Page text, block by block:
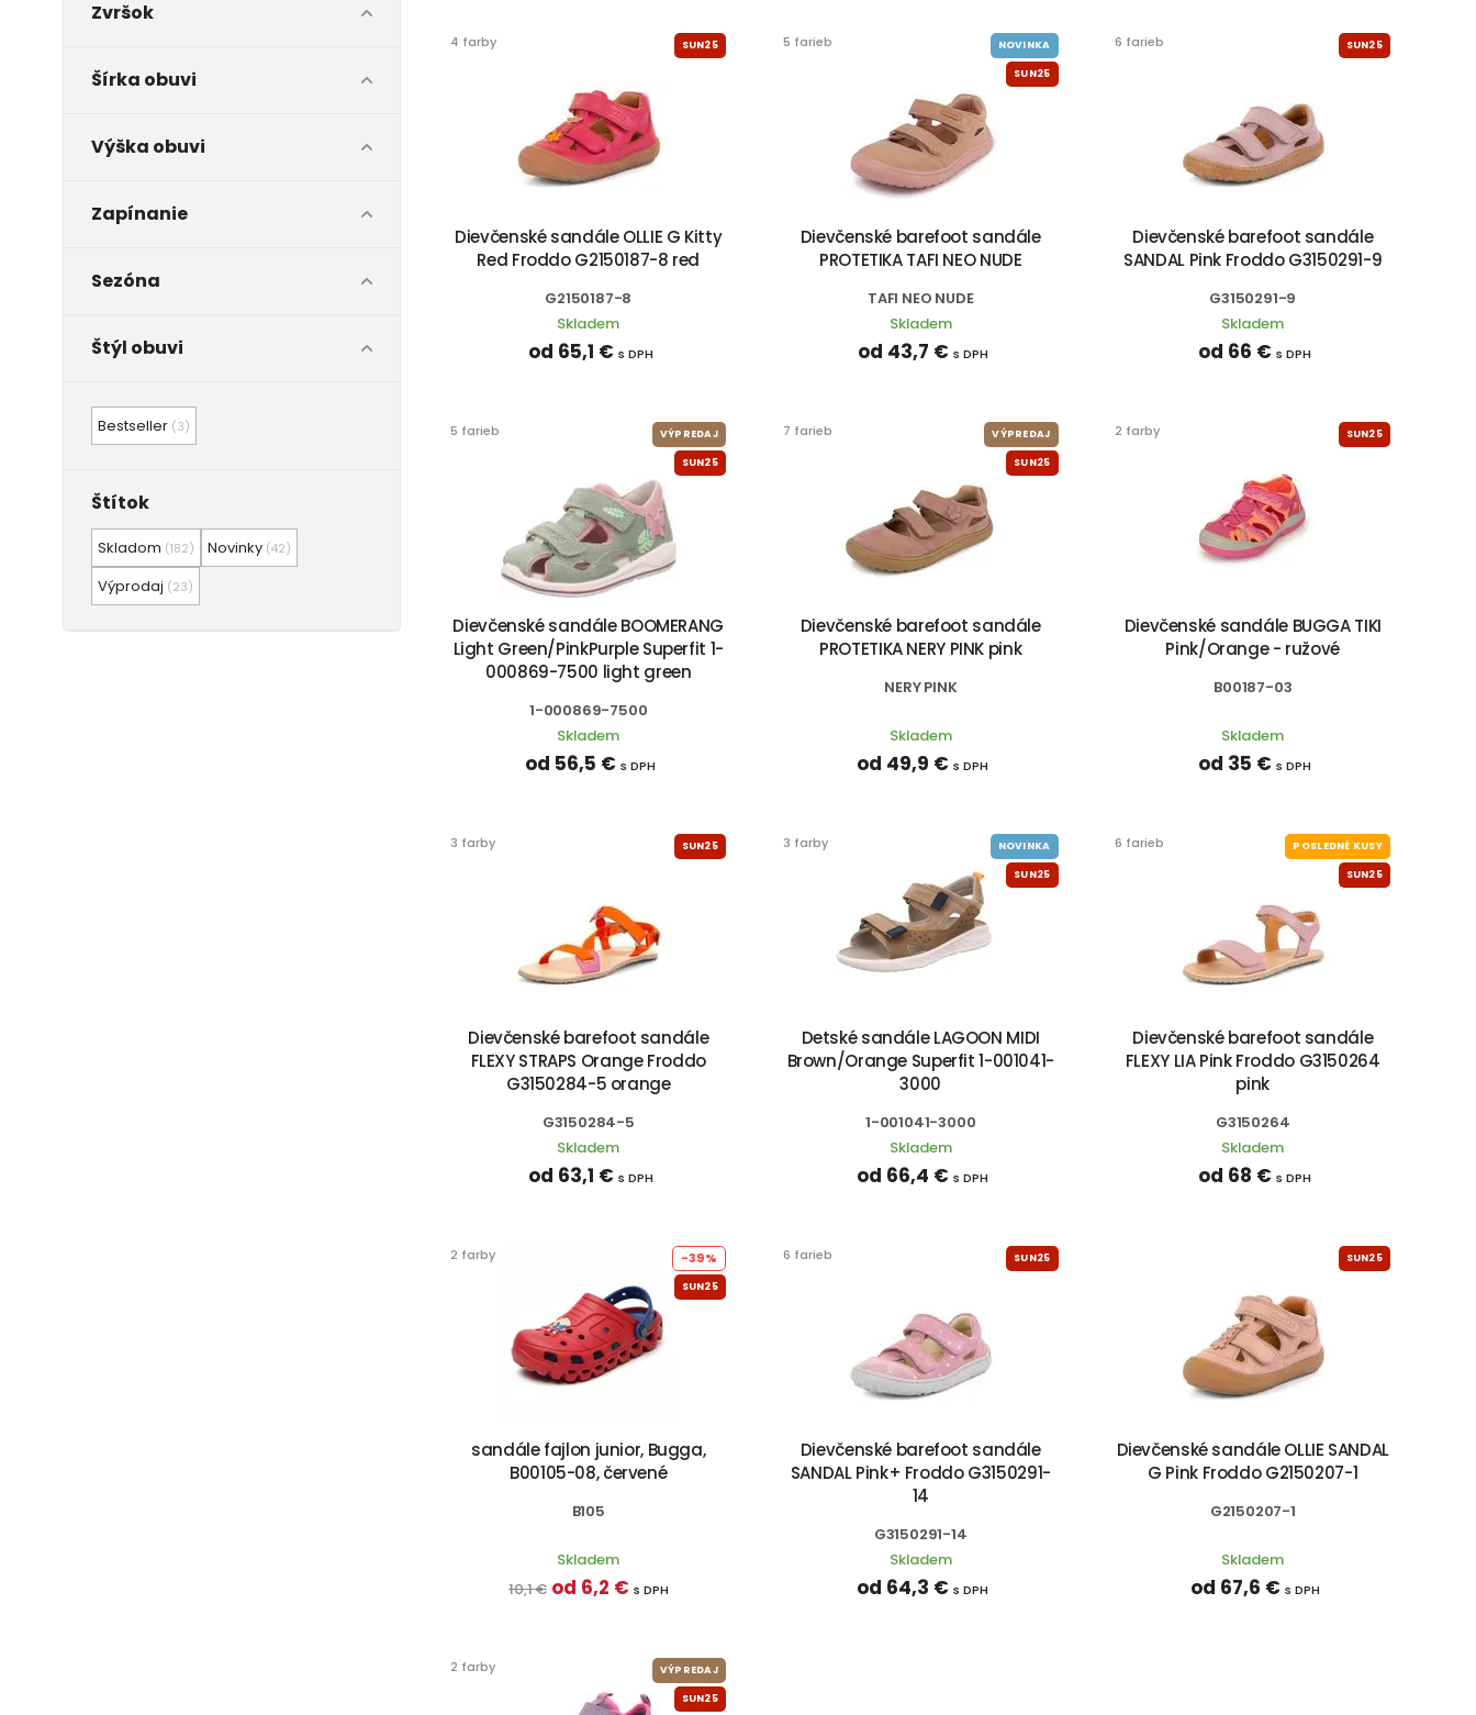
Zvršok
Šírka obuvi
Výška obuvi
Zapínanie
Sezóna
Štýl obuvi
Bestseller (3)
Štítok
Skladom (182) Novinky (42)
Výprodaj (23)
4 farby SUN25
Dievčenské sandále OLLIE G Kitty
Red Froddo G2150187-8 red
G2150187-8
Skladem
od 65,1 € s DPH
5 farieb NOVINKA
SUN25
Dievčenské barefoot sandále
PROTETIKA TAFI NEO NUDE
TAFI NEO NUDE
Skladem
od 43,7 € s DPH
6 farieb SUN25
Dievčenské barefoot sandále
SANDAL Pink Froddo G3150291-9
G3150291-9
Skladem
od 66 € s DPH
5 farieb VÝPREDAJ
SUN25
Dievčenské sandále BOOMERANG
Light Green/PinkPurple Superfit 1-
000869-7500 light green
1-000869-7500
Skladem
od 56,5 € s DPH
7 farieb VÝPREDAJ
SUN25
Dievčenské barefoot sandále
PROTETIKA NERY PINK pink
NERY PINK
Skladem
od 49,9 € s DPH
2 farby SUN25
Dievčenské sandále BUGGA TIKI
Pink/Orange - ružové
B00187-03
Skladem
od 35 € s DPH
3 farby SUN25
Dievčenské barefoot sandále
FLEXY STRAPS Orange Froddo
G3150284-5 orange
G3150284-5
Skladem
od 63,1 € s DPH
3 farby NOVINKA
SUN25
Detské sandále LAGOON MIDI
Brown/Orange Superfit 1-001041-
3000
1-001041-3000
Skladem
od 66,4 € s DPH
6 farieb POSLEDNÉ KUSY
SUN25
Dievčenské barefoot sandále
FLEXY LIA Pink Froddo G3150264
pink
G3150264
Skladem
od 68 € s DPH
2 farby -39%
SUN25
sandále fajlon junior, Bugga,
B00105-08, červené
B105
Skladem
10,1 € od 6,2 € s DPH
6 farieb SUN25
Dievčenské barefoot sandále
SANDAL Pink+ Froddo G3150291-
14
G3150291-14
Skladem
od 64,3 € s DPH
SUN25
Dievčenské sandále OLLIE SANDAL
G Pink Froddo G2150207-1
G2150207-1
Skladem
od 67,6 € s DPH
2 farby VÝPREDAJ
SUN25